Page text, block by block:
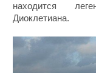
находится
Диоклетиана.